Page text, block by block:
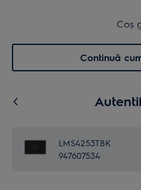
Menu
Coș de Coș
Continuă
LMS4253TBK
947607534